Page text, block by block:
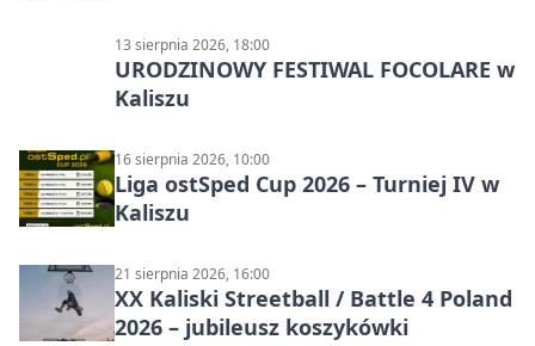
13 sierpnia 2026, 18:00
URODZINOWY FESTIWAL FOCOLARE w
Kaliszu
16 sierpnia 2026, 10:00
Liga ostSped Cup 2026 – Turniej IV w
Kaliszu
21 sierpnia 2026, 16:00
XX Kaliski Streetball / Battle 4 Poland
2026 – jubileusz koszykówki